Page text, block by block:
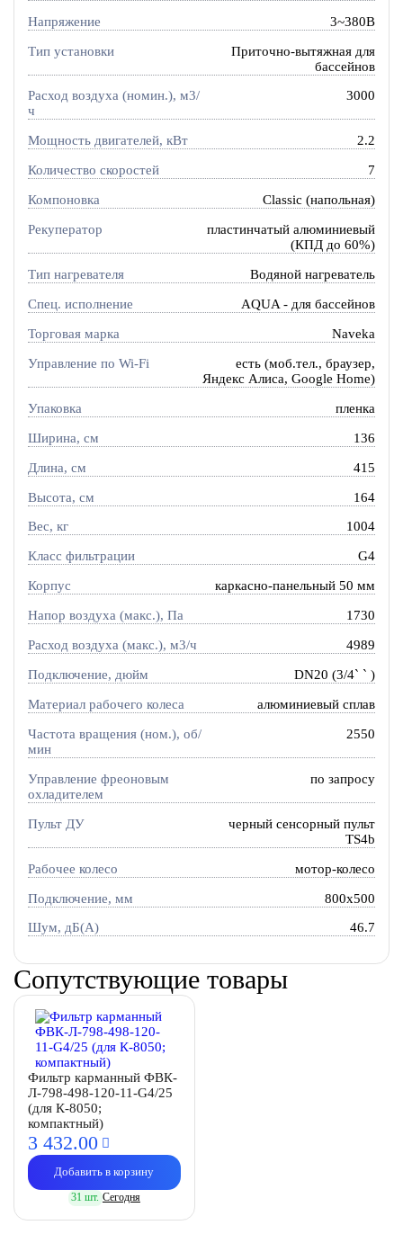
Напряжение 3~380В
Тип установки
Приточно-вытяжная для
бассейнов
Расход воздуха (номин.), м3/
ч
3000
Мощность двигателей, кВт 2.2
Количество скоростей 7
Компоновка Classic (напольная)
Рекуператор
пластинчатый алюминиевый
(КПД до 60%)
Тип нагревателя Водяной нагреватель
Спец. исполнение AQUA - для бассейнов
Торговая марка Naveka
Управление по Wi-Fi
есть (моб.тел., браузер,
Яндекс Алиса, Google Home)
Упаковка пленка
Ширина, см 136
Длина, см 415
Высота, см 164
Вес, кг 1004
Класс фильтрации G4
Корпус каркасно-панельный 50 мм
Напор воздуха (макс.), Па 1730
Расход воздуха (макс.), м3/ч 4989
Подключение, дюйм DN20 (3/4` ` )
Материал рабочего колеса алюминиевый сплав
Частота вращения (ном.), об/
мин
2550
Управление фреоновым
охладителем
по запросу
Пульт ДУ
черный сенсорный пульт
TS4b
Рабочее колесо мотор-колесо
Подключение, мм 800x500
Шум, дБ(А) 46.7
Сопутствующие товары
Фильтр карманный ФВК-
Л-798-498-120-11-G4/25
(для К-8050;
компактный)
3 432.00
Добавить в корзину
31 шт. Сегодня